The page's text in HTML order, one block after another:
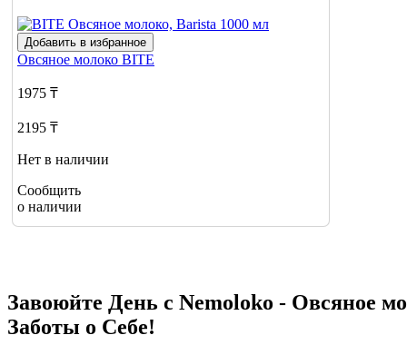
Добавить в избранное
Овсяное молоко BITE
1975 ₸
2195 ₸
Нет в наличии
Сообщить
о наличии
Завоюйте День с Nemoloko - Овсяное
Заботы о Себе!